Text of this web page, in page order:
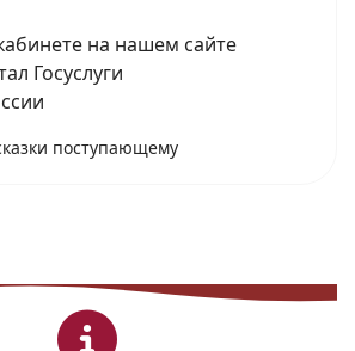
на нашем сайте
Госуслуги
поступающему